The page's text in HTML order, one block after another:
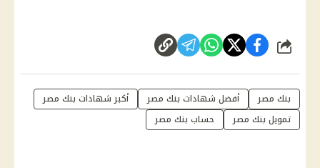
شارك
بنك مصر أفضل شهادات بنك مصر
أكبر شهادات بنك مصر
تمويل بنك مصر
حساب بنك مصر